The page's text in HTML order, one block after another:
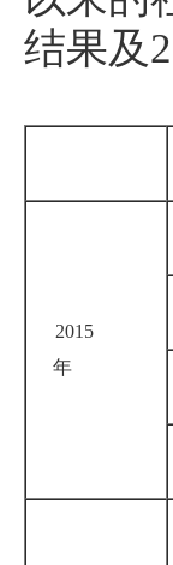
结果及
2015
年